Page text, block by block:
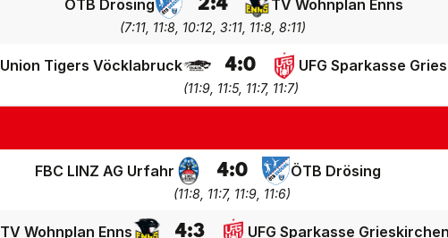
ÖTB Drösing 2:4 TV Wohnplan Enns
(7:11, 11:8, 10:12, 3:11, 11:8, 8:11)
Union Tigers Vöcklabruck 4:0 UFG Sparkasse
(11:9, 11:5, 11:7, 11:7)
FBC LINZ AG Urfahr 4:0 ÖTB Drösing
(11:8, 11:7, 11:9, 11:6)
TV Wohnplan Enns 4:3 UFG Sparkasse